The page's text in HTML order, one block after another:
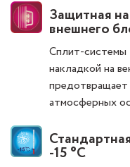
Защитная
внешнего
Сплит-системы
накладкой на
предотвращает
атмосферных
-15 °С